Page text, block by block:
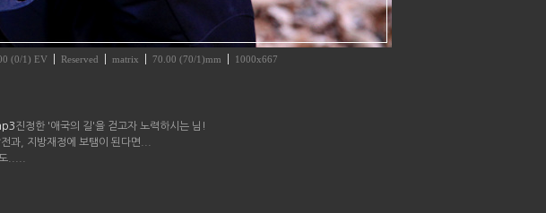
(0/1) EV Reserved matrix 70.00 (70/1)mm 1000x667
진정한 '애국의 길'을 걷고자 노력하시는 님!
과, 지방재정에 보탬이 된다면...
.....